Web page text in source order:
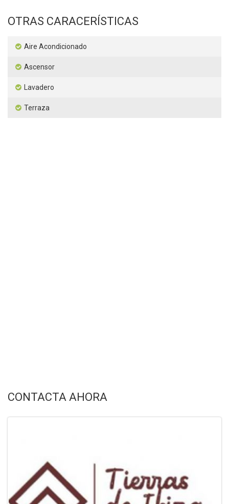
OTRAS CARACERÍSTICAS
Aire Acondicionado
Ascensor
Lavadero
Terraza
CONTACTA AHORA